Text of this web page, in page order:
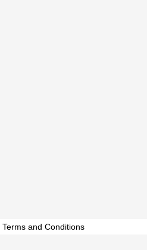
Terms and Conditions